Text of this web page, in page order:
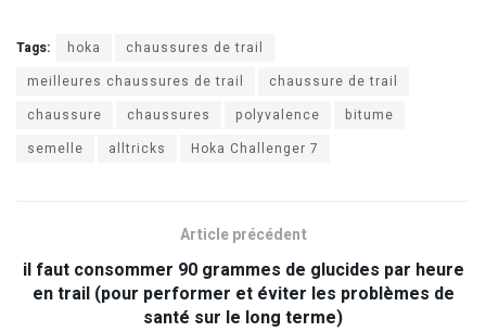
Tags: hoka
chaussures de trail
meilleures chaussures de trail
chaussure de trail
chaussure
chaussures polyvalence
bitume
semelle
alltricks Hoka Challenger 7
Article précédent
il faut consommer 90 grammes de glucides par heure
en trail (pour performer et éviter les problèmes de
santé sur le long terme)